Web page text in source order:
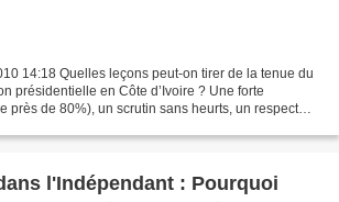
14:18 Quelles leçons peut-on tirer de la tenue du
présidentielle en Côte d’Ivoire ? Une forte
près de 80%), un scrutin sans heurts, un respect
l'Indépendant : Pourquoi